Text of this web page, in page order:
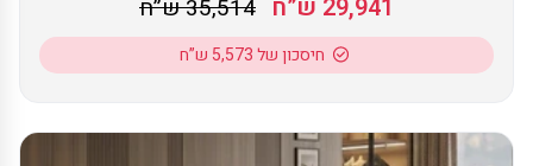
29,941 ש”ח 35,514 ש”ח
חיסכון של 5,573 ש”ח